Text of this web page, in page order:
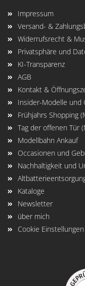
Impressum
Versand- &
Widerrufsrecht &
Privatsphäre und
KI-Transparenz
AGB
Kontakt &
Insider-Modelle und
Frühjahrs Shopping
Tag der offenen Tür
Modellbahn Ankauf
Occasionen und
Nachhaltigkeit und
Kataloge
Newsletter
über mich
Cookie Einstellungen